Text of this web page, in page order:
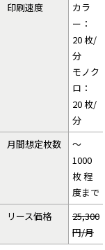
印刷速度
カラ
ー：
20 枚/
分
モノク
ロ：
20 枚/
分
月間想定枚数
～
1000
枚 程
度まで
リース価格
25,300
円/月